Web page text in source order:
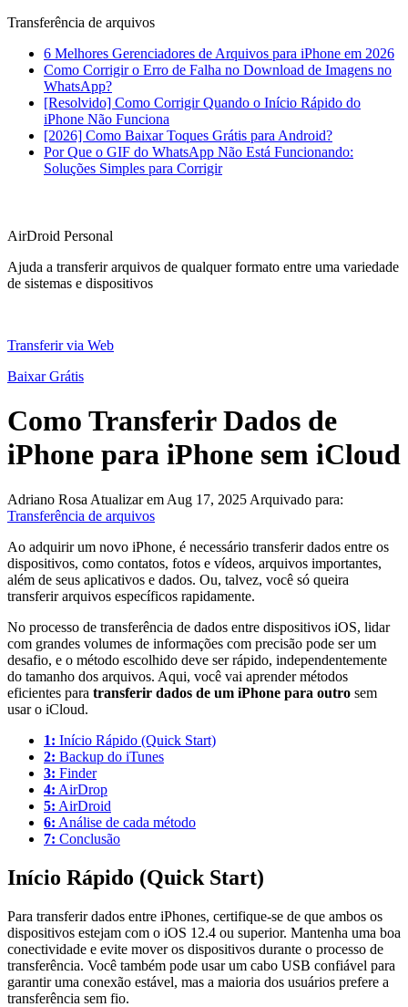
Transferência de arquivos
6 Melhores Gerenciadores de Arquivos para iPhone em 2026
Como Corrigir o Erro de Falha no Download de Imagens no
WhatsApp?
[Resolvido] Como Corrigir Quando o Início Rápido do
iPhone Não Funciona
[2026] Como Baixar Toques Grátis para Android?
Por Que o GIF do WhatsApp Não Está Funcionando:
Soluções Simples para Corrigir
AirDroid Personal
Ajuda a transferir arquivos de qualquer formato entre uma variedade
de sistemas e dispositivos
Transferir via Web
Baixar Grátis
Como Transferir Dados de
iPhone para iPhone sem iCloud
Adriano Rosa Atualizar em Aug 17, 2025 Arquivado para:
Transferência de arquivos
Ao adquirir um novo iPhone, é necessário transferir dados entre os
dispositivos, como contatos, fotos e vídeos, arquivos importantes,
além de seus aplicativos e dados. Ou, talvez, você só queira
transferir arquivos específicos rapidamente.
No processo de transferência de dados entre dispositivos iOS, lidar
com grandes volumes de informações com precisão pode ser um
desafio, e o método escolhido deve ser rápido, independentemente
do tamanho dos arquivos. Aqui, você vai aprender métodos
eficientes para transferir dados de um iPhone para outro sem
usar o iCloud.
1: Início Rápido (Quick Start)
2: Backup do iTunes
3: Finder
4: AirDrop
5: AirDroid
6: Análise de cada método
7: Conclusão
Início Rápido (Quick Start)
Para transferir dados entre iPhones, certifique-se de que ambos os
dispositivos estejam com o iOS 12.4 ou superior. Mantenha uma boa
conectividade e evite mover os dispositivos durante o processo de
transferência. Você também pode usar um cabo USB confiável para
garantir uma conexão estável, mas a maioria dos usuários prefere a
transferência sem fio.